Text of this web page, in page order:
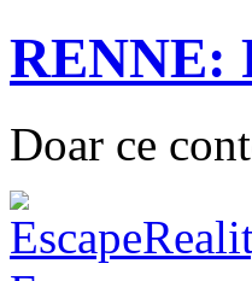
RENNE:
Doar ce